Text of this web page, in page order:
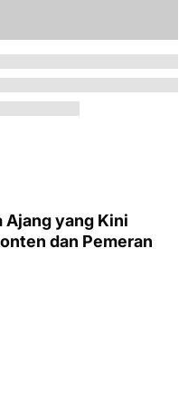
Ajang yang Kini
dan Pemeran